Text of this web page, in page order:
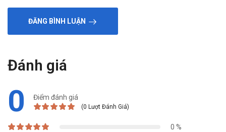
chăm sóc sức khỏe”.
ĐĂNG BÌNH LUẬN
Đánh giá
0 Điểm đánh giá
(0 Lượt Đánh Giá)
0 %